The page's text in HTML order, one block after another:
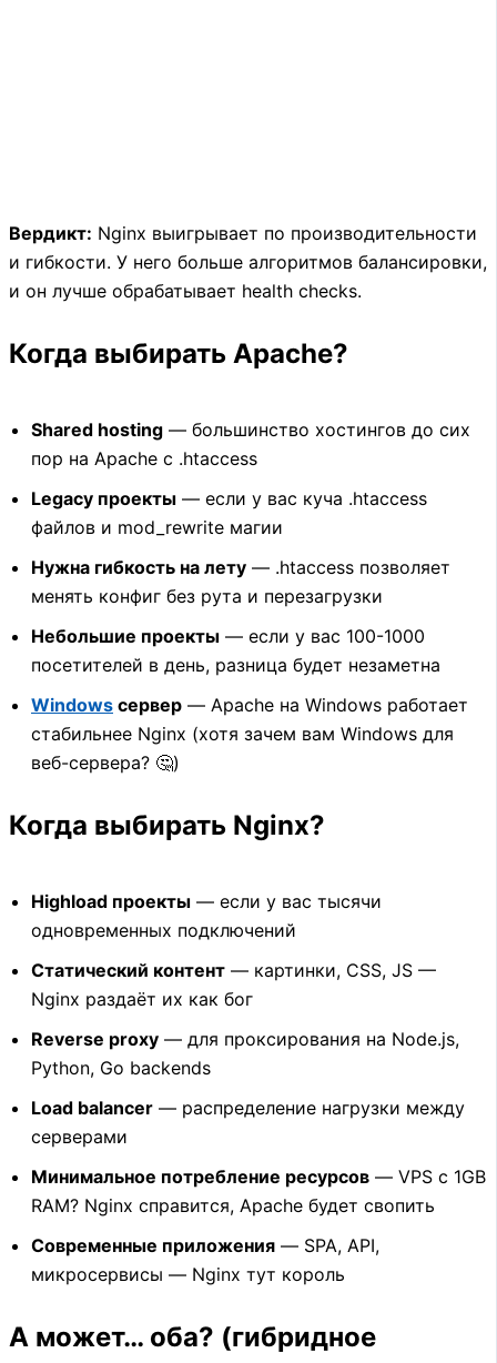
Вердикт: Nginx выигрывает по производительности
и гибкости. У него больше алгоритмов балансировки,
и он лучше обрабатывает health checks.
Когда выбирать Apache?
Shared hosting — большинство хостингов до сих
пор на Apache с .htaccess
Legacy проекты — если у вас куча .htaccess
файлов и mod_rewrite магии
Нужна гибкость на лету — .htaccess позволяет
менять конфиг без рута и перезагрузки
Небольшие проекты — если у вас 100-1000
посетителей в день, разница будет незаметна
Windows сервер — Apache на Windows работает
стабильнее Nginx (хотя зачем вам Windows для
веб-сервера? 🤔)
Когда выбирать Nginx?
Highload проекты — если у вас тысячи
одновременных подключений
Статический контент — картинки, CSS, JS —
Nginx раздаёт их как бог
Reverse proxy — для проксирования на Node.js,
Python, Go backends
Load balancer — распределение нагрузки между
серверами
Минимальное потребление ресурсов — VPS с 1GB
RAM? Nginx справится, Apache будет свопить
Современные приложения — SPA, API,
микросервисы — Nginx тут король
А может… оба? (гибридное